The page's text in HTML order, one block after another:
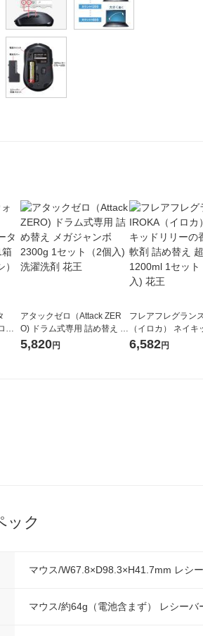
レ
アタックゼロ（Attack ZER
O) ドラム式専用 詰め替え メ
ガジャンボ 2300g 1セット
（2個入) 洗濯洗剤 花王
5,820円
フレアフレグラン
（イロカ） ネイキ
ーの香り 柔軟剤 詰
特大 1200ml 1セッ
6,582円
ック
マウス/W67.8×D98.3×H41.7mm レシ
マウス/約64g（電池含まず） レシーバ